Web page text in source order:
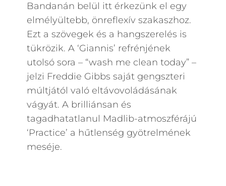
Bandanán belül itt érkezünk el egy
elmélyültebb, önreflexív szakaszhoz.
Ezt a szövegek és a hangszerelés is
tükrözik. A ‘Giannis’ refrénjének
utolsó sora – “wash me clean today” –
jelzi Freddie Gibbs saját gengszteri
múltjától való eltávovoládásának
vágyát. A brilliánsan és
tagadhatatlanul Madlib-atmoszférájú
‘Practice’ a hűtlenség gyötrelmének
meséje.